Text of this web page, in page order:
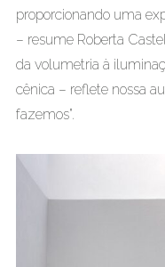
proporcionando uma
– resume Roberta
da volumetria à
cênica – reflete nossa
fazemos”.